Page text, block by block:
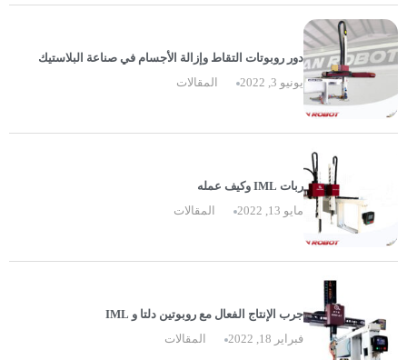
دور روبوتات التقاط وإزالة الأجسام في صناعة البلاستيك
يونيو 3, 2022
المقالات
ربات IML وکیف عمله
مايو 13, 2022
المقالات
جرب الإنتاج الفعال مع روبوتین دلتا و IML
فبراير 18, 2022
المقالات